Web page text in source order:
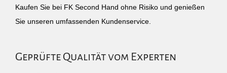
Kaufen Sie bei FK Second Hand ohne Risiko und genießen
Sie unseren umfassenden Kundenservice.
Geprüfte Qualität vom Experten